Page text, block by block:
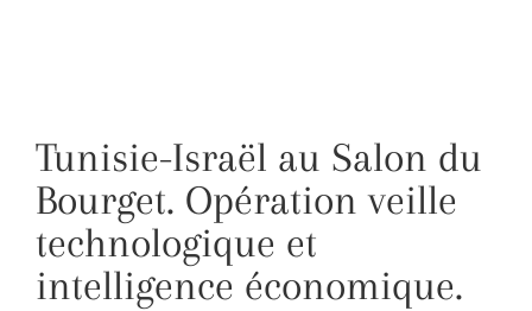
Tunisie-Israël au Salon du
Bourget. Opération veille
technologique et
intelligence économique.